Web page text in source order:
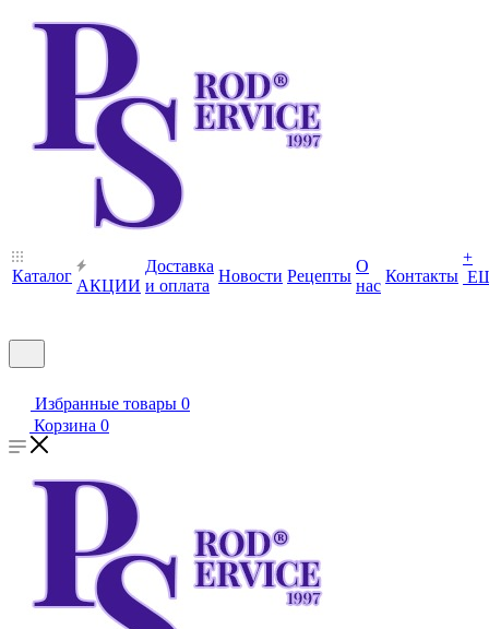
Каталог
АКЦИИ
Доставка
и оплата
Новости Рецепты
О
нас
Контакты
+
Избранные товары 0
Корзина 0